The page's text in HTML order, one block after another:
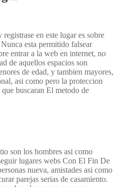
en este lugar es sobre
esta permitido falsear
entrar a la web en internet, no
de aquellos espacios son
de edad, y tambien mayores,
asi­ como pero la proteccion
buscaran El metodo de
son los hombres asi­ como
lugares webs Con El Fin De
nueva, amistades asi­ como
parejas serias de casamiento.